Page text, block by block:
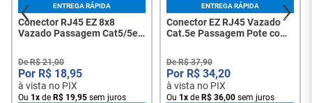
ENTREGA RÁPIDA
Conector RJ45 EZ 8x8
Vazado Passagem Cat5/5e -
para Rede
DeR$ 21,00
R$ 18,95
à vista no PIX
Ou 1x de R$ 19,95 sem juros
ENTREGA RÁPIDA
Conector EZ RJ45 Vazado
Cat.5e Passagem Pote com
8112
DeR$ 37,90
R$ 34,20
à vista no PIX
Ou 1x de R$ 36,00 sem juros